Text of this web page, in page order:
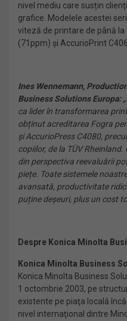
nivel mediu care susțin
grafice. Modelele acestei
viteză de printare de până
(71ppm) și AccurioPrint
Ines Wennemann,
Business Solutions Europa:
ca lider în transformarea
obținut acreditarea Fogra
și AccurioPress C4080,
copiilor, de la TÜV Rheinland.
din perspectiva reevaluării
piețe. Toate sistemele
avansată, productivitate
puține deșeuri, plus un cost
Despre Konica Minolta
Konica Minolta Business
Konica Minolta Business
1 octombrie 2003, pe
existente pe piaţa locală
nivel internaţional dintre